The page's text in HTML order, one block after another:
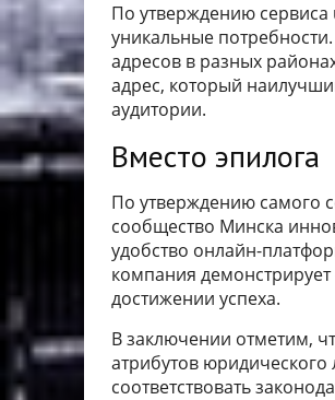
По утверждению
уникальные
адресов в разных
адрес, который
аудитории.
Вместо эпилога
По утверждению самого
сообщество Минска
удобство онлайн-
компания
достижении успеха.
В заключении отметим,
атрибутов
соответствовать